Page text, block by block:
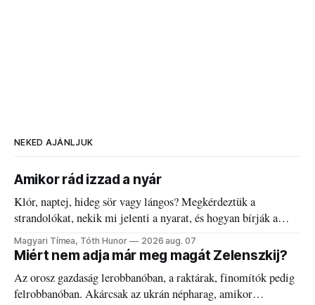
NEKED AJÁNLJUK
Amikor rád izzad a nyár
Klór, naptej, hideg sör vagy lángos? Megkérdeztük a
strandolókat, nekik mi jelenti a nyarat, és hogyan bírják a
kánikulát.
Magyari Tímea, Tóth Hunor 2026 aug. 07
Miért nem adja már meg magát Zelenszkij?
Az orosz gazdaság lerobbanóban, a raktárak, finomítók pedig
felrobbanóban. Akárcsak az ukrán népharag, amikor